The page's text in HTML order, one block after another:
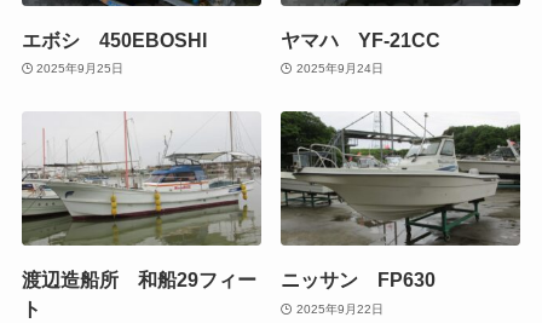
エボシ 450EBOSHI
2025年9月25日
ヤマハ YF-21CC
2025年9月24日
渡辺造船所 和船29フィー
ト
ニッサン FP630
2025年9月22日